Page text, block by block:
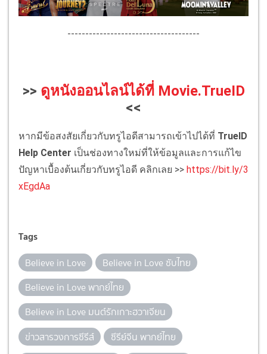
-------------------------------------
>> ดูหนังออนไลน์ได้ที่ Movie.TrueID
<<
หากมีข้อสงสัยเกี่ยวกับทรูไอดีสามารถเข้าไปได้ที่ TrueID
Help Center เป็นช่องทางใหม่ที่ให้ข้อมูลและการแก้ไข
ปัญหาเบื้องต้นเกี่ยวกับทรูไอดี คลิกเลย >> https://bit.ly/3
xEgdAa
Tags
Believe in Love
Believe in Love ซับไทย
Believe in Love พากย์ไทย
Believe in Love มนต์รักเกาะฮวาเจียน
ข่าวสารวงการซีรีส์
ซีรีย์จีน พากย์ไทย